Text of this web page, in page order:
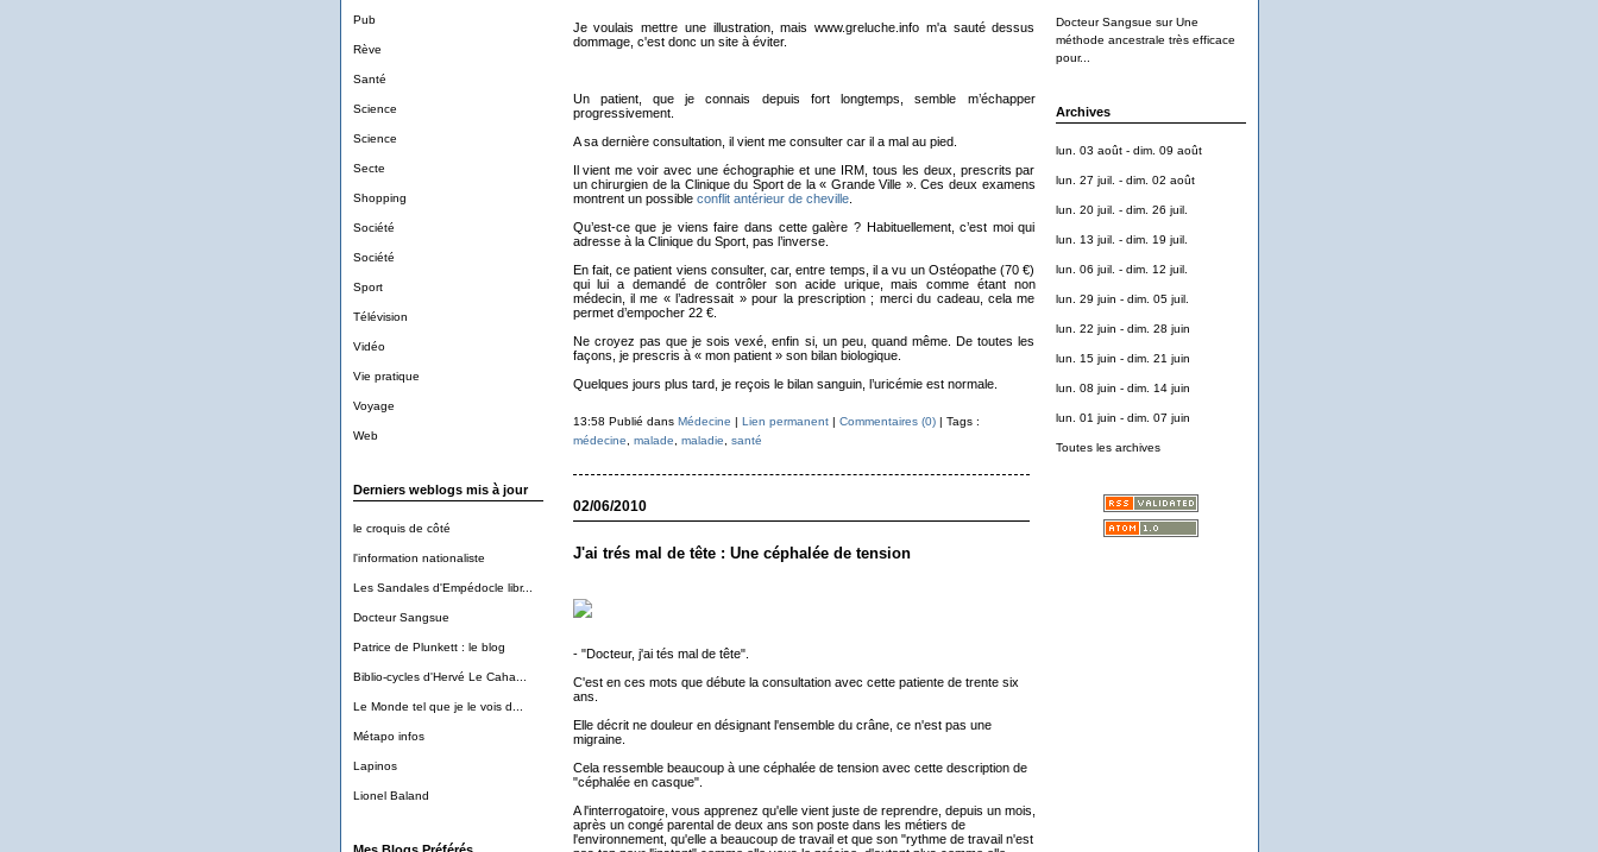
Pub
Rève
Santé
Science
Science
Secte
Shopping
Société
Société
Sport
Télévision
Vidéo
Vie pratique
Voyage
Web
Derniers weblogs mis à jour
le croquis de côté
l'information nationaliste
Les Sandales d'Empédocle libr...
Docteur Sangsue
Patrice de Plunkett : le blog
Biblio-cycles d'Hervé Le Caha...
Le Monde tel que je le vois d...
Métapo infos
Lapinos
Lionel Baland
Docteur Sangsue surUne
méthode ancestrale très efficace
pour...
Archives
lun. 03 août - dim. 09 août
lun. 27 juil. - dim. 02 août
lun. 20 juil. - dim. 26 juil.
lun. 13 juil. - dim. 19 juil.
lun. 06 juil. - dim. 12 juil.
lun. 29 juin - dim. 05 juil.
lun. 22 juin - dim. 28 juin
lun. 15 juin - dim. 21 juin
lun. 08 juin - dim. 14 juin
lun. 01 juin - dim. 07 juin
Toutes les archives
Je voulais mettre une illustration, mais www.greluche.info m'a sauté dessus
dommage, c'est donc un site à éviter.
Un patient, que je connais depuis fort longtemps, semble m’échapper
progressivement.
A sa dernière consultation, il vient me consulter car il a mal au pied.
Il vient me voir avec une échographie et une IRM, tous les deux, prescrits par
un chirurgien de la Clinique du Sport de la « Grande Ville ». Ces deux examens
montrent un possible conflit antérieur de cheville.
Qu’est-ce que je viens faire dans cette galère ? Habituellement, c’est moi qui
adresse à la Clinique du Sport, pas l’inverse.
En fait, ce patient viens consulter, car, entre temps, il a vu un Ostéopathe (70 €)
qui lui a demandé de contrôler son acide urique, mais comme étant non
médecin, il me « l’adressait » pour la prescription ; merci du cadeau, cela me
permet d’empocher 22 €.
Ne croyez pas que je sois vexé, enfin si, un peu, quand même. De toutes les
façons, je prescris à « mon patient » son bilan biologique.
Quelques jours plus tard, je reçois le bilan sanguin, l’uricémie est normale.
13:58 Publié dans Médecine | Lien permanent| Commentaires (0)| Tags :
médecine
malade maladie santé
02/06/2010
J'ai trés mal de tête : Une céphalée de tension
- "Docteur, j'ai tés mal de tête".
C'est en ces mots que débute la consultation avec cette patiente de trente six
ans.
Elle décrit ne douleur en désignant l'ensemble du crâne, ce n'est pas une
migraine.
Cela ressemble beaucoup à une céphalée de tension avec cette description de
"céphalée en casque".
A l'interrogatoire, vous apprenez qu'elle vient juste de reprendre, depuis un mois,
après un congé parental de deux ans son poste dans les métiers de
l'environnement, qu'elle a beaucoup de travail et que son "rythme de travail n'est